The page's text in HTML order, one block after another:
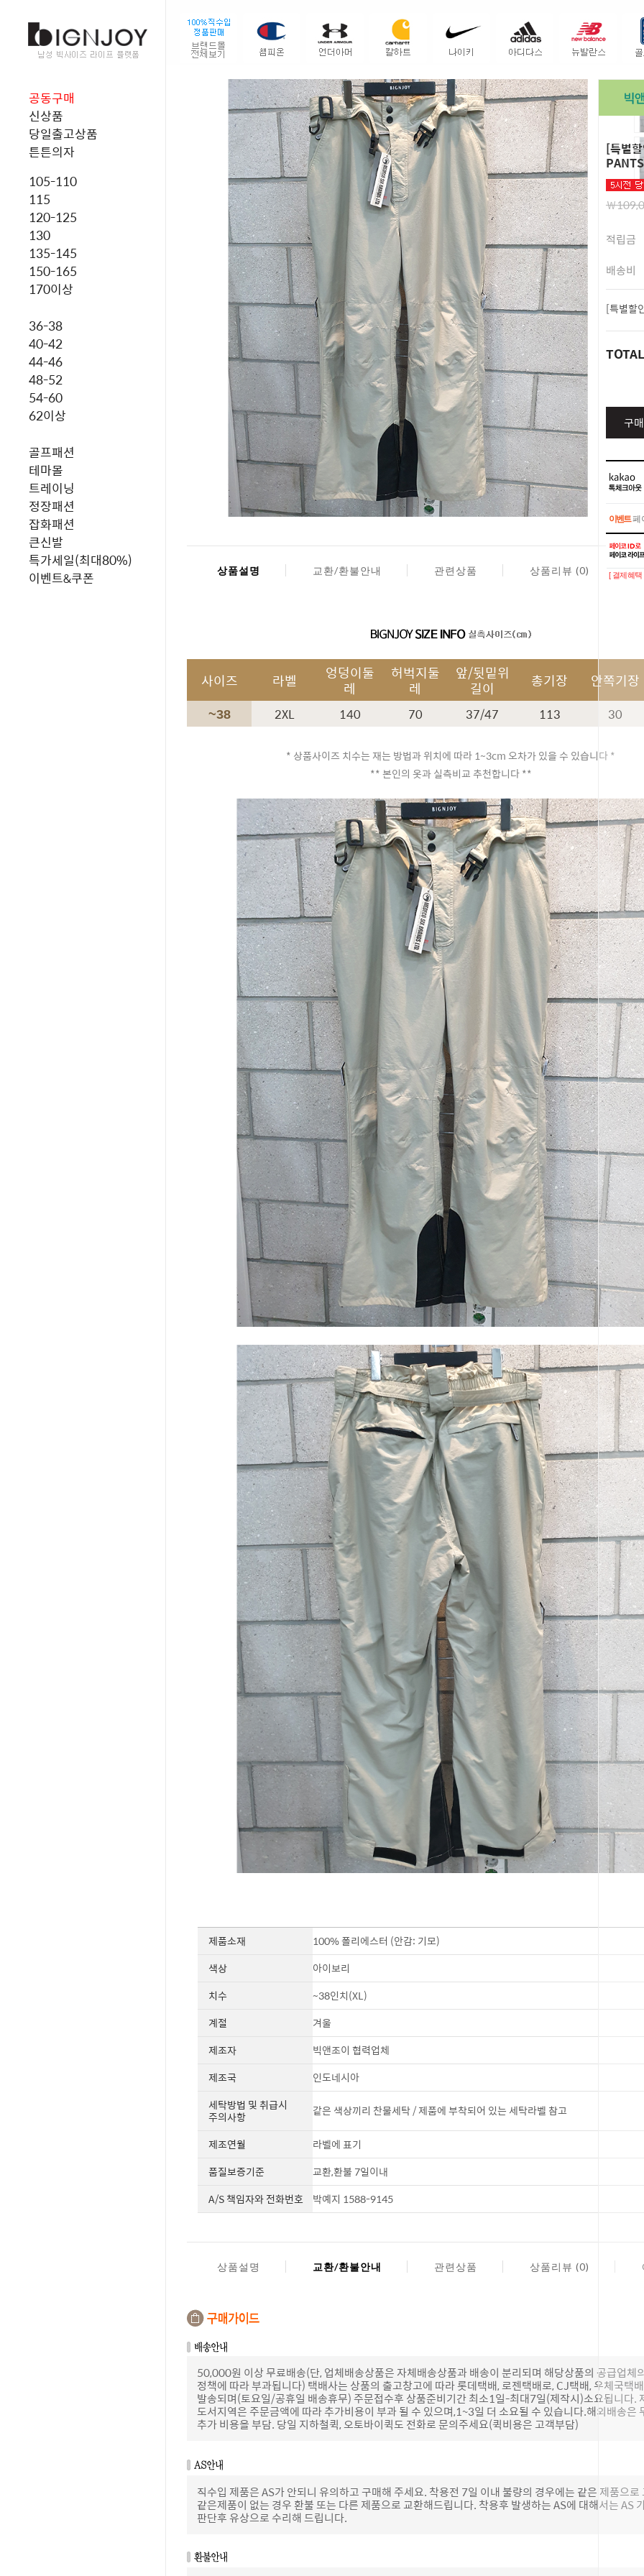
공동구매
신상품
당일출고상품
튼튼의자
105-110
115
120-125
130
135-145
150-165
170이상
36-38
40-42
44-46
48-52
54-60
62이상
골프패션
테마몰
트레이닝
정장패션
잡화패션
큰신발
특가세일(최대80%)
이벤트&쿠폰
[특별
￦
적립금
배송비
[특별할
TOTAL
구
이벤트페
페이코 ID
코 라이프
[ 결제혜
상품설명 교환/환불안내 관련상품 상품리뷰 (0)
사이즈 라벨
엉덩이둘
레
허벅지둘
레
앞/뒷밑위
길이
총기장 안쪽기장
~38 2XL 140 70 37/47 113 30
* 상품사이즈 치수는 재는 방법과 위치에 따라 1~3cm 오차가 있을 수 있습니다 *
** 본인의 옷과 실측비교 추천합니다 **
제품소재
100% 폴리에스터 (안감: 기모)
색상
아이보리
치수
~38인치(XL)
계절
겨울
제조자
빅앤조이 협력업체
제조국
인도네시아
세탁방법 및 취급시
주의사항 같은 색상끼리 찬물세탁 / 제품에 부착되어 있는 세탁라벨 참고
제조연월
라벨에 표기
품질보증기준
교환,환불 7일이내
A/S 책임자와 전화번호
박예지 1588-9145
상품설명 교환/환불안내 관련상품 상품리뷰 (0)
50,000원 이상 무료배송(단, 업체배송상품은 자체배송상품과 배송이 분리되며 해당상품의 공급업체
정책에 따라 부과됩니다) 택배사는 상품의 출고창고에 따라 롯데택배, 로젠택배로, CJ택배, 우체국택
발송되며(토요일/공휴일 배송휴무) 주문접수후 상품준비기간 최소1일-최대7일(제작시)소요됩니다.
도서지역은 주문금액에 따라 추가비용이 부과 될 수 있으며,1~3일 더 소요될 수 있습니다.해외배송은
추가 비용을 부담. 당일 지하철퀵, 오토바이퀵도 전화로 문의주세요(퀵비용은 고객부담)
직수입 제품은 AS가 안되니 유의하고 구매해 주세요. 착용전 7일 이내 불량의 경우에는 같은 제품으
같은제품이 없는 경우 환불 또는 다른 제품으로 교환해드립니다. 착용후 발생하는 AS에 대해서는 AS
판단후 유상으로 수리해 드립니다.